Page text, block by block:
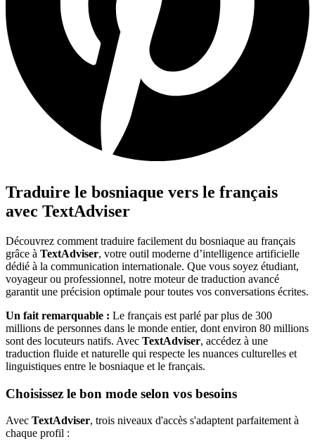
Traduire le bosniaque vers le français
avec TextAdviser
Découvrez comment traduire facilement du bosniaque au français
grâce à TextAdviser, votre outil moderne d’intelligence artificielle
dédié à la communication internationale. Que vous soyez étudiant,
voyageur ou professionnel, notre moteur de traduction avancé
garantit une précision optimale pour toutes vos conversations écrites.
Un fait remarquable : Le français est parlé par plus de 300
millions de personnes dans le monde entier, dont environ 80 millions
sont des locuteurs natifs. Avec TextAdviser, accédez à une
traduction fluide et naturelle qui respecte les nuances culturelles et
linguistiques entre le bosniaque et le français.
Choisissez le bon mode selon vos besoins
Avec TextAdviser, trois niveaux d'accès s'adaptent parfaitement à
chaque profil :